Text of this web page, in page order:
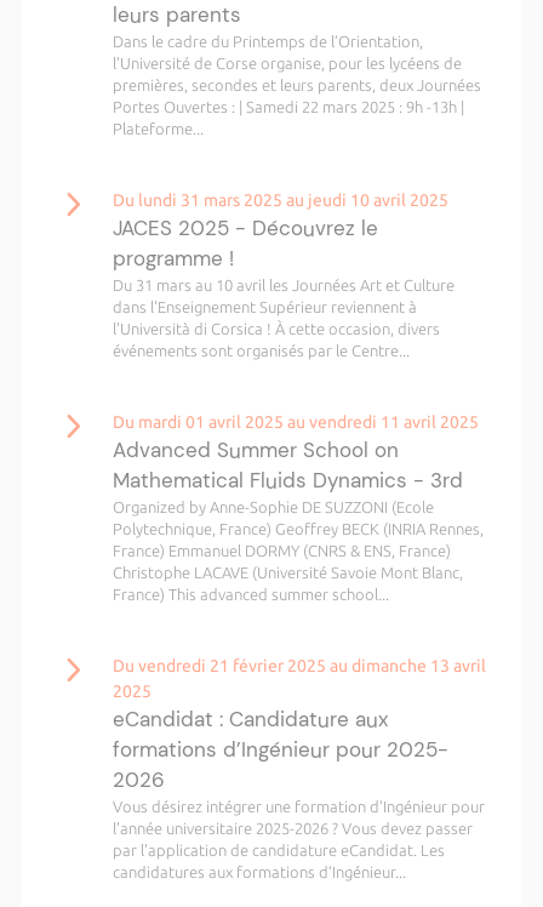
leurs parents
Dans le cadre du Printemps de l’Orientation,
l'Université de Corse organise, pour les lycéens de
premières, secondes et leurs parents, deux Journées
Portes Ouvertes : | Samedi 22 mars 2025 : 9h -13h |
Plateforme...
Du lundi 31 mars 2025 au jeudi 10 avril 2025
JACES 2025 - Découvrez le
programme !
Du 31 mars au 10 avril les Journées Art et Culture
dans l'Enseignement Supérieur reviennent à
l'Università di Corsica ! À cette occasion, divers
événements sont organisés par le Centre...
Du mardi 01 avril 2025 au vendredi 11 avril 2025
Advanced Summer School on
Mathematical Fluids Dynamics - 3rd
Organized by Anne-Sophie DE SUZZONI (Ecole
Polytechnique, France) Geoffrey BECK (INRIA Rennes,
France) Emmanuel DORMY (CNRS & ENS, France)
Christophe LACAVE (Université Savoie Mont Blanc,
France) This advanced summer school...
Du vendredi 21 février 2025 au dimanche 13 avril
2025
eCandidat : Candidature aux
formations d’Ingénieur pour 2025-
2026
Vous désirez intégrer une formation d’Ingénieur pour
l'année universitaire 2025-2026 ? Vous devez passer
par l'application de candidature eCandidat. Les
candidatures aux formations d’Ingénieur...